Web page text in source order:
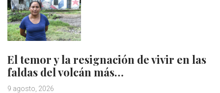
El temor y la resignación de vivir en las
faldas del volcán más…
9 agosto, 2026